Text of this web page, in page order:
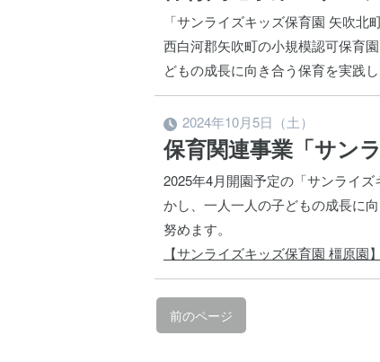
「サンライズキッズ保育園 矢吹
西白河郡矢吹町の小規模認可保育
どもの成長に向き合う保育を実践し
2024年10月5日（土）
保育関連事業「サン
2025年4月開園予定の「サンライ
かし、一人一人の子どもの成長に
努めます。
【サンライズキッズ保育園 橿原園】
前のページ